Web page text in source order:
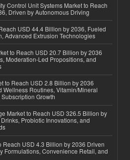
Control Unit Systems Market to Reach
Driven by Autonomous Driving
USD 44.4 Billion by 2036, Fueled
Advanced Extrusion Technologies
to Reach USD 20.7 Billion by 2036
Moderation-Led Propositions, and
to Reach USD 2.8 Billion by 2036
Wellness Routines, Vitamin/Mineral
Growth
Market to Reach USD 326.5 Billion by
Probiotic Innovations, and
Reach USD 4.3 Billion by 2036 Driven
Formulations, Convenience Retail, and